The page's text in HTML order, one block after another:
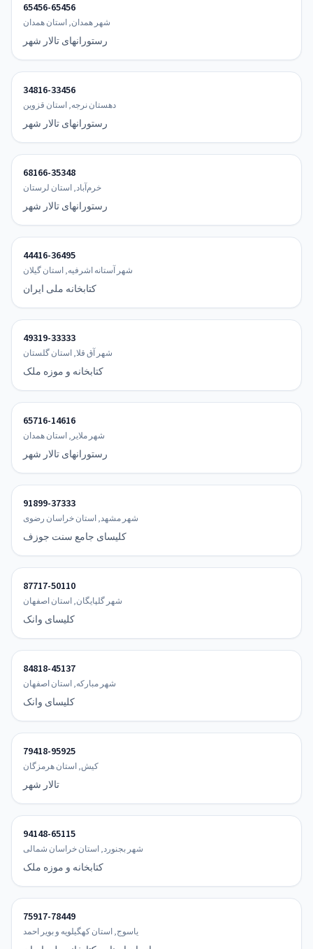
65456-65456
شهر همدان, استان همدان
رستورانهای تالار شهر
34816-33456
دهستان نرجه, استان قزوین
رستورانهای تالار شهر
68166-35348
خرم‌آباد, استان لرستان
رستورانهای تالار شهر
44416-36495
شهر آستانه اشرفیه, استان گیلان
کتابخانه ملی ایران
49319-33333
شهر آق قلا, استان گلستان
کتابخانه و موزه ملک
65716-14616
شهر ملایر, استان همدان
رستورانهای تالار شهر
91899-37333
شهر مشهد, استان خراسان رضوی
کلیسای جامع سنت جوزف
87717-50110
شهر گلپایگان, استان اصفهان
کلیسای وانک
84818-45137
شهر مبارکه, استان اصفهان
کلیسای وانک
79418-95925
كيش, استان هرمزگان
تالار شهر
94148-65115
شهر بجنورد, استان خراسان شمالی
کتابخانه و موزه ملک
75917-78449
یاسوج, استان کهگیلویه و بویر احمد